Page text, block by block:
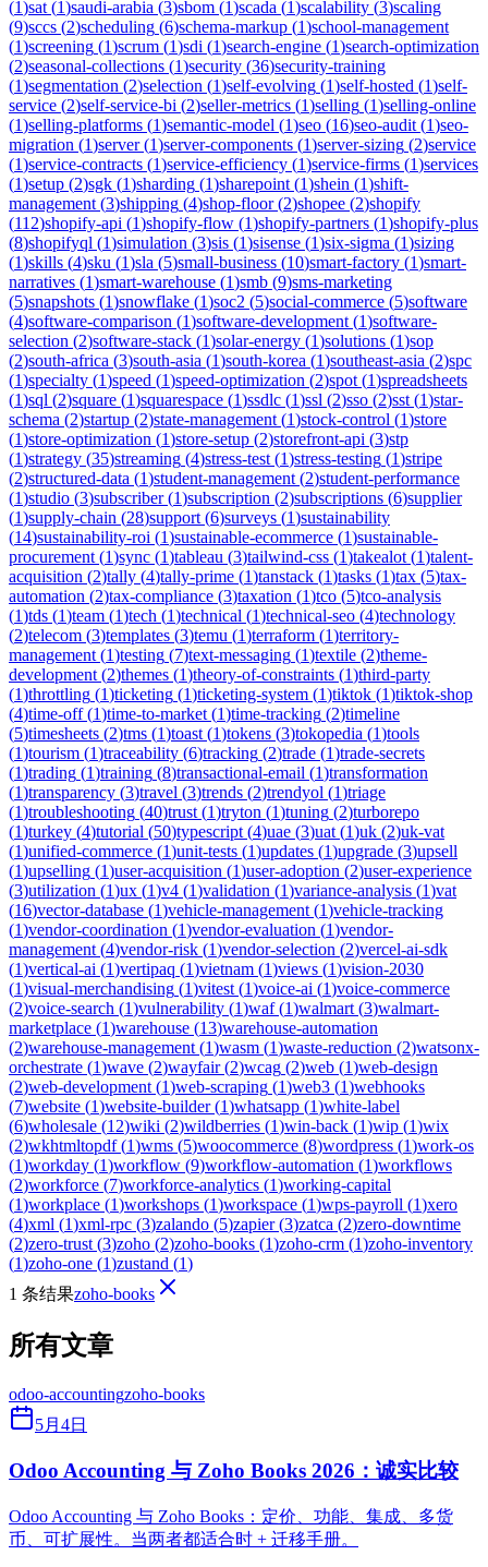
(1)sat (1)saudi-arabia (3)sbom (1)scada (1)scalability (3)scaling
(9)sccs (2)scheduling (6)schema-markup (1)school-management
(1)screening (1)scrum (1)sdi (1)search-engine (1)search-optimization
(2)seasonal-collections (1)security (36)security-training
(1)segmentation (2)selection (1)self-evolving (1)self-hosted (1)self-
service (2)self-service-bi (2)seller-metrics (1)selling (1)selling-online
(1)selling-platforms (1)semantic-model (1)seo (16)seo-audit (1)seo-
migration (1)server(1)server-components (1)server-sizing (2)service
(1)service-contracts (1)service-efficiency (1)service-firms (1)services
(1)setup (2)sgk (1)sharding (1)sharepoint (1)shein (1)shift-
management (3)shipping (4)shop-floor(2)shopee (2)shopify
(112)shopify-api (1)shopify-flow (1)shopify-partners (1)shopify-plus
(8)shopifyql (1)simulation (3)sis (1)sisense (1)six-sigma (1)sizing
(1)skills (4)sku (1)sla (5)small-business (10)smart-factory (1)smart-
narratives (1)smart-warehouse (1)smb (9)sms-marketing
(5)snapshots (1)snowflake (1)soc2 (5)social-commerce (5)software
(4)software-comparison (1)software-development (1)software-
selection (2)software-stack (1)solar-energy (1)solutions (1)sop
(2)south-africa (3)south-asia (1)south-korea (1)southeast-asia (2)spc
(1)specialty (1)speed (1)speed-optimization (2)spot (1)spreadsheets
(1)sql (2)square (1)squarespace (1)ssdlc (1)ssl (2)sso (2)sst (1)star-
schema (2)startup (2)state-management (1)stock-control (1)store
(1)store-optimization (1)store-setup (2)storefront-api (3)stp
(1)strategy (35)streaming (4)stress-test (1)stress-testing (1)stripe
(2)structured-data (1)student-management (2)student-performance
(1)studio (3)subscriber(1)subscription (2)subscriptions (6)supplier
(1)supply-chain (28)support (6)surveys (1)sustainability
(14)sustainability-roi (1)sustainable-ecommerce (1)sustainable-
procurement (1)sync (1)tableau (3)tailwind-css (1)takealot (1)talent-
acquisition (2)tally (4)tally-prime (1)tanstack (1)tasks (1)tax (5)tax-
automation (2)tax-compliance (3)taxation (1)tco (5)tco-analysis
(1)tds (1)team (1)tech (1)technical (1)technical-seo (4)technology
(2)telecom (3)templates (3)temu (1)terraform (1)territory-
management (1)testing (7)text-messaging (1)textile (2)theme-
development (2)themes (1)theory-of-constraints (1)third-party
(1)throttling (1)ticketing (1)ticketing-system (1)tiktok (1)tiktok-shop
(4)time-off(1)time-to-market (1)time-tracking (2)timeline
(5)timesheets (2)tms (1)toast (1)tokens (3)tokopedia (1)tools
(1)tourism (1)traceability (6)tracking (2)trade (1)trade-secrets
(1)trading (1)training (8)transactional-email (1)transformation
(1)transparency (3)travel (3)trends (2)trendyol (1)triage
(1)troubleshooting (40)trust (1)tryton (1)tuning (2)turborepo
(1)turkey (4)tutorial (50)typescript (4)uae (3)uat (1)uk (2)uk-vat
(1)unified-commerce (1)unit-tests (1)updates (1)upgrade (3)upsell
(1)upselling (1)user-acquisition (1)user-adoption (2)user-experience
(3)utilization (1)ux (1)v4 (1)validation (1)variance-analysis (1)vat
(16)vector-database (1)vehicle-management (1)vehicle-tracking
(1)vendor-coordination (1)vendor-evaluation (1)vendor-
management (4)vendor-risk (1)vendor-selection (2)vercel-ai-sdk
(1)vertical-ai (1)vertipaq (1)vietnam (1)views (1)vision-2030
(1)visual-merchandising (1)vitest (1)voice-ai (1)voice-commerce
(2)voice-search (1)vulnerability (1)waf(1)walmart (3)walmart-
marketplace (1)warehouse (13)warehouse-automation
(2)warehouse-management (1)wasm (1)waste-reduction (2)watsonx-
orchestrate (1)wave (2)wayfair(2)wcag (2)web (1)web-design
(2)web-development (1)web-scraping (1)web3 (1)webhooks
(7)website (1)website-builder(1)whatsapp (1)white-label
(6)wholesale (12)wiki (2)wildberries (1)win-back (1)wip (1)wix
(2)wkhtmltopdf(1)wms (5)woocommerce (8)wordpress (1)work-os
(1)workday (1)workflow (9)workflow-automation (1)workflows
(2)workforce (7)workforce-analytics (1)working-capital
(1)workplace (1)workshops (1)workspace (1)wps-payroll (1)xero
(4)xml (1)xml-rpc (3)zalando (5)zapier(3)zatca (2)zero-downtime
(2)zero-trust (3)zoho (2)zoho-books (1)zoho-crm (1)zoho-inventory
(1)zoho-one (1)zustand (1)
1 条结果zoho-books
所有文章
odoo-accountingzoho-books
5月4日
Odoo Accounting 与 Zoho Books 2026：诚实比较
Odoo Accounting 与 Zoho Books：定价、功能、集成、多货
币、可扩展性。当两者都适合时 + 迁移手册。